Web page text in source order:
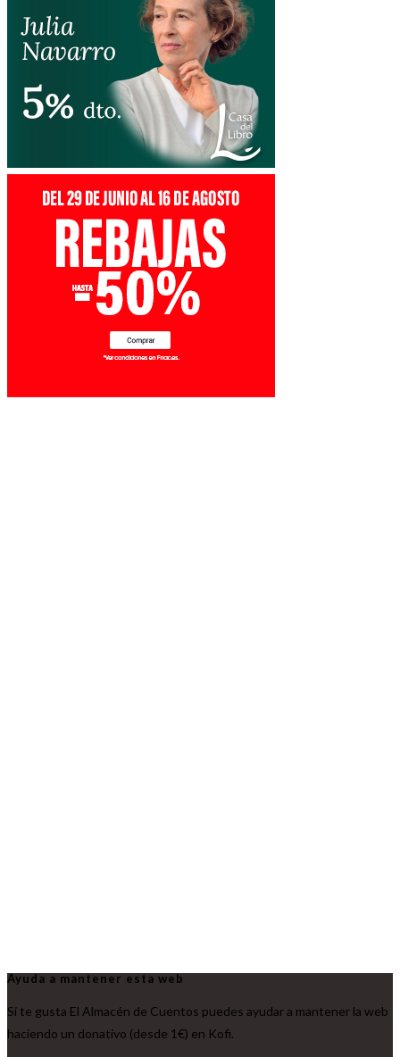
Ayuda a mantener esta web
Si te gusta El Almacén de Cuentos puedes ayudar a mantener la web
haciendo un donativo (desde 1€) en Kofi.